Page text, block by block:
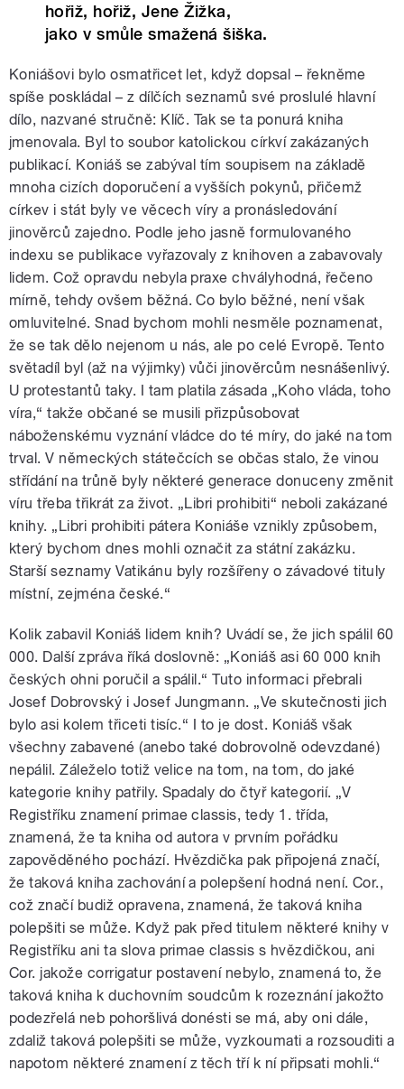
hořiž, hořiž, Jene Žižka,
jako v smůle smažená šiška.
Koniášovi bylo osmatřicet let, když dopsal – řekněme
spíše poskládal – z dílčích seznamů své proslulé hlavní
dílo, nazvané stručně: Klíč. Tak se ta ponurá kniha
jmenovala. Byl to soubor katolickou církví zakázaných
publikací. Koniáš se zabýval tím soupisem na základě
mnoha cizích doporučení a vyšších pokynů, přičemž
církev i stát byly ve věcech víry a pronásledování
jinověrců zajedno. Podle jeho jasně formulovaného
indexu se publikace vyřazovaly z knihoven a zabavovaly
lidem. Což opravdu nebyla praxe chvályhodná, řečeno
mírně, tehdy ovšem běžná. Co bylo běžné, není však
omluvitelné. Snad bychom mohli nesměle poznamenat,
že se tak dělo nejenom u nás, ale po celé Evropě. Tento
světadíl byl (až na výjimky) vůči jinověrcům nesnášenlivý.
U protestantů taky. I tam platila zásada „Koho vláda, toho
víra,“ takže občané se musili přizpůsobovat
náboženskému vyznání vládce do té míry, do jaké na tom
trval. V německých státečcích se občas stalo, že vinou
střídání na trůně byly některé generace donuceny změnit
víru třeba třikrát za život. „Libri prohibiti“ neboli zakázané
knihy. „Libri prohibiti pátera Koniáše vznikly způsobem,
který bychom dnes mohli označit za státní zakázku.
Starší seznamy Vatikánu byly rozšířeny o závadové tituly
místní, zejména české.“
Kolik zabavil Koniáš lidem knih? Uvádí se, že jich spálil 60
000. Další zpráva říká doslovně: „Koniáš asi 60 000 knih
českých ohni poručil a spálil.“ Tuto informaci přebrali
Josef Dobrovský i Josef Jungmann. „Ve skutečnosti jich
bylo asi kolem třiceti tisíc.“ I to je dost. Koniáš však
všechny zabavené (anebo také dobrovolně odevzdané)
nepálil. Záleželo totiž velice na tom, na tom, do jaké
kategorie knihy patřily. Spadaly do čtyř kategorií. „V
Registříku znamení primae classis, tedy 1. třída,
znamená, že ta kniha od autora v prvním pořádku
zapověděného pochází. Hvězdička pak připojená značí,
že taková kniha zachování a polepšení hodná není. Cor.,
což značí budiž opravena, znamená, že taková kniha
polepšiti se může. Když pak před titulem některé knihy v
Registříku ani ta slova primae classis s hvězdičkou, ani
Cor. jakože corrigatur postavení nebylo, znamená to, že
taková kniha k duchovním soudcům k rozeznání jakožto
podezřelá neb pohoršlivá donésti se má, aby oni dále,
zdaliž taková polepšiti se může, vyzkoumati a rozsouditi a
napotom některé znamení z těch tří k ní připsati mohli.“